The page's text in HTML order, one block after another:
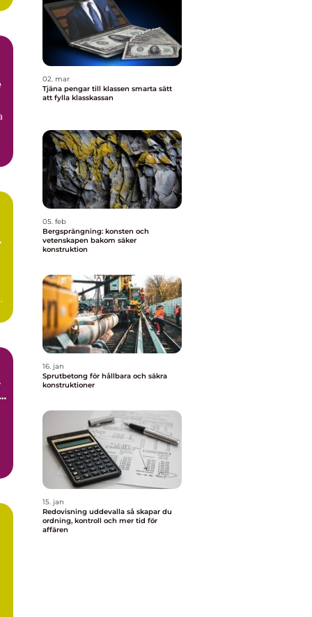
02. mar
Tjäna pengar till klassen smarta sätt
att fylla klasskassan
05. feb
Bergsprängning: konsten och
vetenskapen bakom säker
konstruktion
16. jan
Sprutbetong för hållbara och säkra
konstruktioner
15. jan
Redovisning uddevalla så skapar du
ordning, kontroll och mer tid för
affären